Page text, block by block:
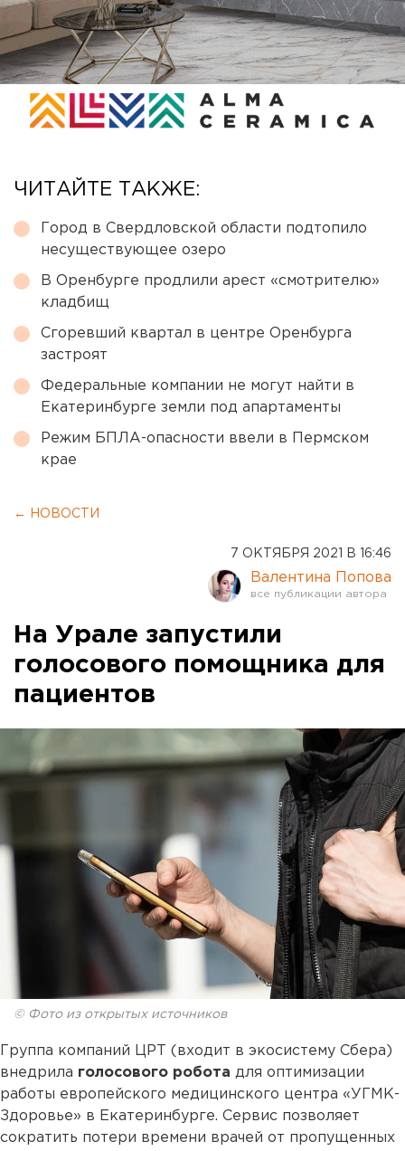
ЧИТАЙТЕ ТАКЖЕ:
Город в Свердловской области подтопило
несуществующее озеро
В Оренбурге продлили арест «смотрителю»
кладбищ
Сгоревший квартал в центре Оренбурга
застроят
Федеральные компании не могут найти в
Екатеринбурге земли под апартаменты
Режим БПЛА-опасности ввели в Пермском
крае
← НОВОСТИ
7 ОКТЯБРЯ 2021 В 16:46
Валентина Попова
На Урале запустили
голосового помощника для
пациентов
© Фото из открытых источников
Группа компаний ЦРТ (входит в экосистему Сбера)
внедрила голосового робота для оптимизации
работы европейского медицинского центра «УГМК-
Здоровье» в Екатеринбурге. Сервис позволяет
сократить потери времени врачей от пропущенных